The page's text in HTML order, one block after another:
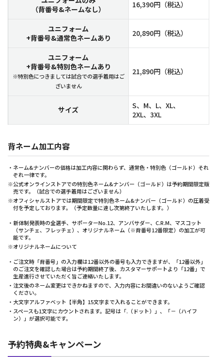
（背番号&ネームなし）
16,390円（税込）
ユニフォーム
+背番号&通常色ネームあり
20,890円（税込）
ユニフォーム
+背番号&特別色ネームあり
※特別色につきましては試合での選手着用はご
ざいません
21,890円（税込）
サイズ
S、M、L、XL、
2XL、3XL
背ネーム加工内容
・ネーム&ナンバーの価格は加工内容に関わらず、通常色・特別色（ゴールド）それ
ぞれ一律です。
※公式オンラインストアでの特別色ネーム&ナンバー（ゴールド）は予約期間限定販
売です。（試合での選手着用はございません）
※オフィシャルストアでは期間限定で特別色ネーム&ナンバー（ゴールド）の圧着受
付を予定しております。（予定数量に達し次第終了いたします。）
・新体制発表時の全選手、サポーターNo.12、アンバサダー、C.R.M、マスコット
（サンチェ、フレッチェ）、オリジナルネーム（※背番号12番限定）の加工が可
能です。
※オリジナルネームについて
・ご注文時「背番号」の入力欄は12番以外の番号も入力できますが、「12番以外」
のご注文を確認した場合は予約期間終了後、カスタマーサポートより「12番」で
生産進行させていただく旨ご連絡いたします。
・注文後のネーム変更はできかねますので、入力内容にお間違いのないようご確認
ください。
・大文字アルファベット【半角】15文字まで入れることができます。
・スペースも1文字にカウントされます。記号は「.（ドット）」、「－（ハイフ
ン）」が選択可能です。
予約特典&キャンペーン